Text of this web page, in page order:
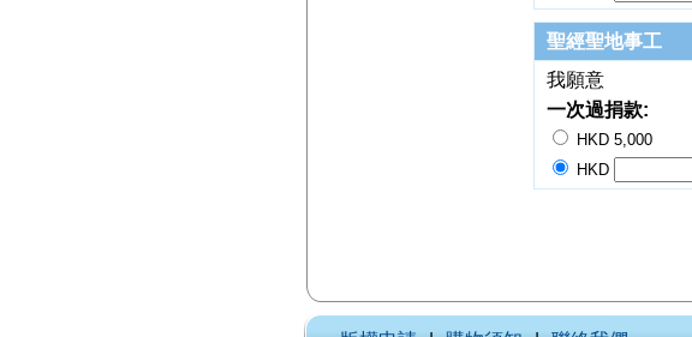
聖經聖地事工
我願意
一次過捐款:
HKD 5,000
HKD